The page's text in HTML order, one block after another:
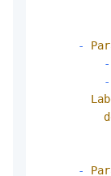
-
-
-
-